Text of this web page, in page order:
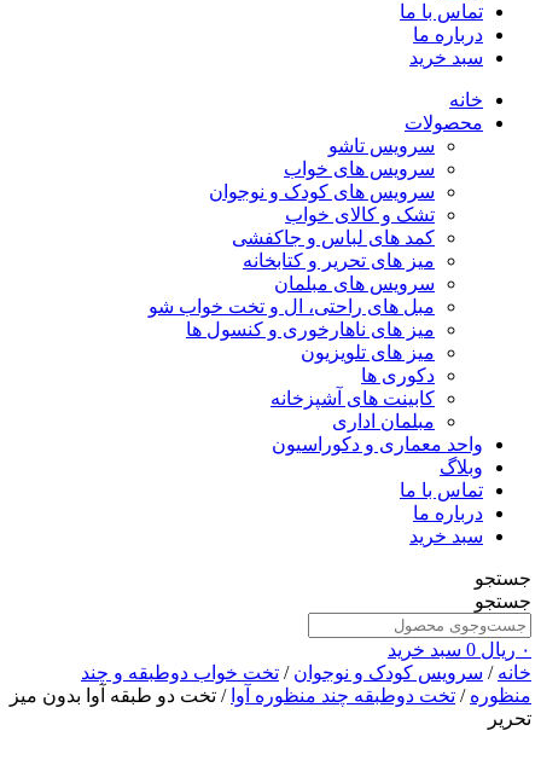
تماس با ما
درباره ما
سبد خرید
خانه
محصولات
سرویس تاشو
سرویس های خواب
سرویس های کودک و نوجوان
تشک و کالای خواب
کمد های لباس و جاکفشی
میز های تحریر و کتابخانه
سرویس های مبلمان
مبل های راحتی، ال و تخت خواب شو
میز های ناهارخوری و کنسول ها
میز های تلویزیون
دکوری ها
کابینت های آشپزخانه
مبلمان اداری
واحد معماری و دکوراسیون
وبلاگ
تماس با ما
درباره ما
سبد خرید
جستجو
جستجو
۰ ریال 0 سبد خرید
خانه / سرویس کودک و نوجوان / تخت خواب دوطبقه و چند
منظوره / تخت دوطبقه چند منظوره آوا / تخت دو طبقه آوا بدون میز
تحریر